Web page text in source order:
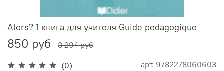
(0) арт. 9782278060603
Alors? 1 книга для учителя Guide pedagogique
850 руб 3 294 руб